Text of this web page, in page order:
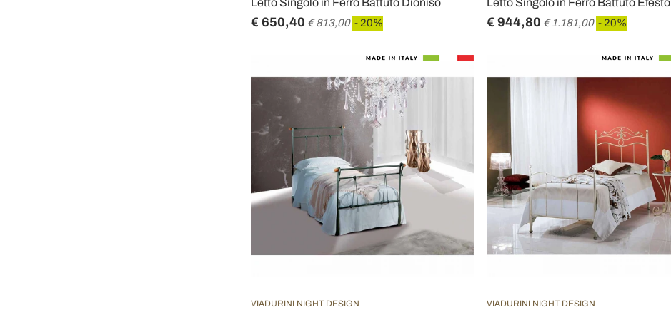
Letto Singolo in Ferro Battuto Dioniso
€ 650,40 € 813,00 - 20%
Letto Singolo in Ferro Battuto Efesto
€ 944,80 € 1.181,00 - 20%
VIADURINI NIGHT DESIGN VIADURINI NIGHT DESIGN